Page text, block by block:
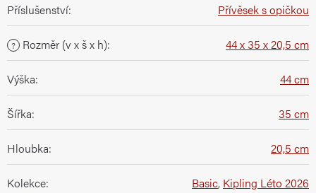
Příslušenství: Přívěsek s opičkou
? Rozměr (v x š x h): 44 x 35 x 20,5 cm
Výška: 44 cm
Šířka: 35 cm
Hloubka: 20,5 cm
Kolekce: Basic, Kipling Léto 2026